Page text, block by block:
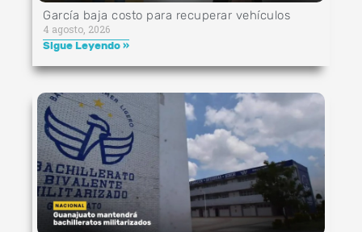
García baja costo para recuperar vehículos
4 agosto, 2026
Sigue Leyendo »